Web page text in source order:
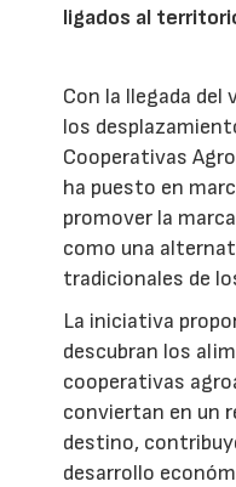
ligados al
Con la llegada del
los
Cooperativas
ha puesto en
promover la
como una
tradicionales de
La iniciativa
descubran los
cooperativas
conviertan en un
destino,
desarrollo